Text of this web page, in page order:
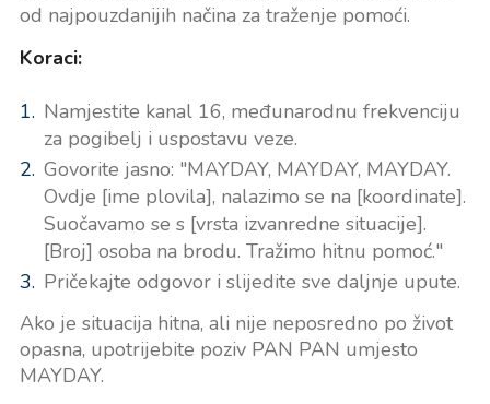
od najpouzdanijih načina za traženje pomoći.
Koraci:
Namjestite kanal 16, međunarodnu frekvenciju
za pogibelj i uspostavu veze.
Govorite jasno: "MAYDAY, MAYDAY, MAYDAY.
Ovdje [ime plovila], nalazimo se na [koordinate].
Suočavamo se s [vrsta izvanredne situacije].
[Broj] osoba na brodu. Tražimo hitnu pomoć."
Pričekajte odgovor i slijedite sve daljnje upute.
Ako je situacija hitna, ali nije neposredno po život
opasna, upotrijebite poziv PAN PAN umjesto
MAYDAY.